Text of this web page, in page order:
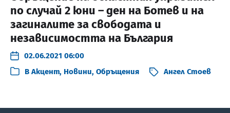
по случай 2 юни – ден на Ботев и на
загиналите за свободата и
независимостта на България
02.06.2021 06:00
В Акцент, Новини, Обръщения Ангел Стоев